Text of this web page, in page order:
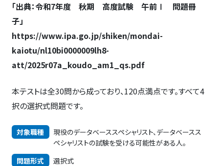
「出典：令和7年度 秋期 高度試験 午前Ⅰ 問題冊
子」
https://www.ipa.go.jp/shiken/mondai-
kaiotu/nl10bi0000009lh8-
att/2025r07a_koudo_am1_qs.pdf
本テストは全30問から成っており、120点満点です。すべて4
択の選択式問題です。
対象職種
現役のデータベーススペシャリスト、データベースス
ペシャリストの試験を受ける可能性がある人。
問題形式
選択式